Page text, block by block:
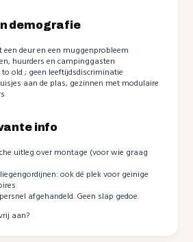
demografie
een deur en een muggenprobleem
huurders en campinggasten
old ; geen leeftijdsdiscriminatie
aan de plas, gezinnen met modulaire
info
uitleg over montage (voor wie graag
ook dé plek voor geinige
afgehandeld. Geen slap gedoe.
aan?